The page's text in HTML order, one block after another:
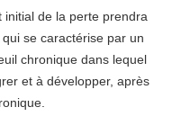
initial de la perte prendra
se caractérise par un
chronique dans lequel
et à développer, après